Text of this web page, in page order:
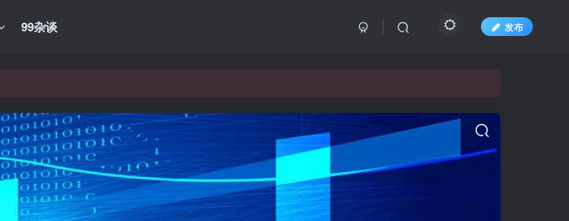
99杂谈 发布
网络营销教程、自媒体短视频教程等，长期更新各大精品创业项目！